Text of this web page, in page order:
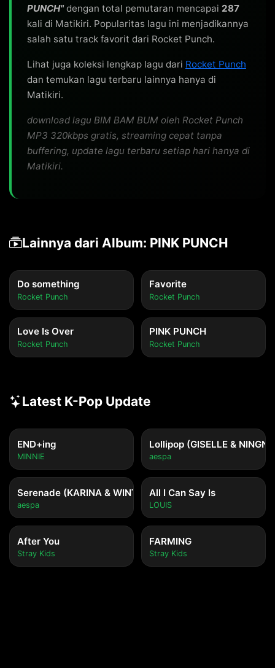
PUNCH"dengan total pemutaran mencapai 287
kali di Matikiri. Popularitas lagu ini menjadikannya
salah satu track favorit dari Rocket Punch.
Lihat juga koleksi lengkap lagu dari Rocket Punch
dan temukan lagu terbaru lainnya hanya di
Matikiri.
download lagu BIM BAM BUM oleh Rocket Punch
MP3 320kbps gratis, streaming cepat tanpa
buffering, update lagu terbaru setiap hari hanya di
Matikiri.
Lainnya dari Album: PINK PUNCH
Do something
Rocket Punch
Favorite
Rocket Punch
Love Is Over
Rocket Punch
PINK PUNCH
Rocket Punch
Latest K-Pop Update
END+ing
MINNIE
Lollipop (GISELLE &
aespa
Serenade (KARINA & WINTER)
aespa
All I Can Say Is
LOUIS
After You
Stray Kids
FARMING
Stray Kids